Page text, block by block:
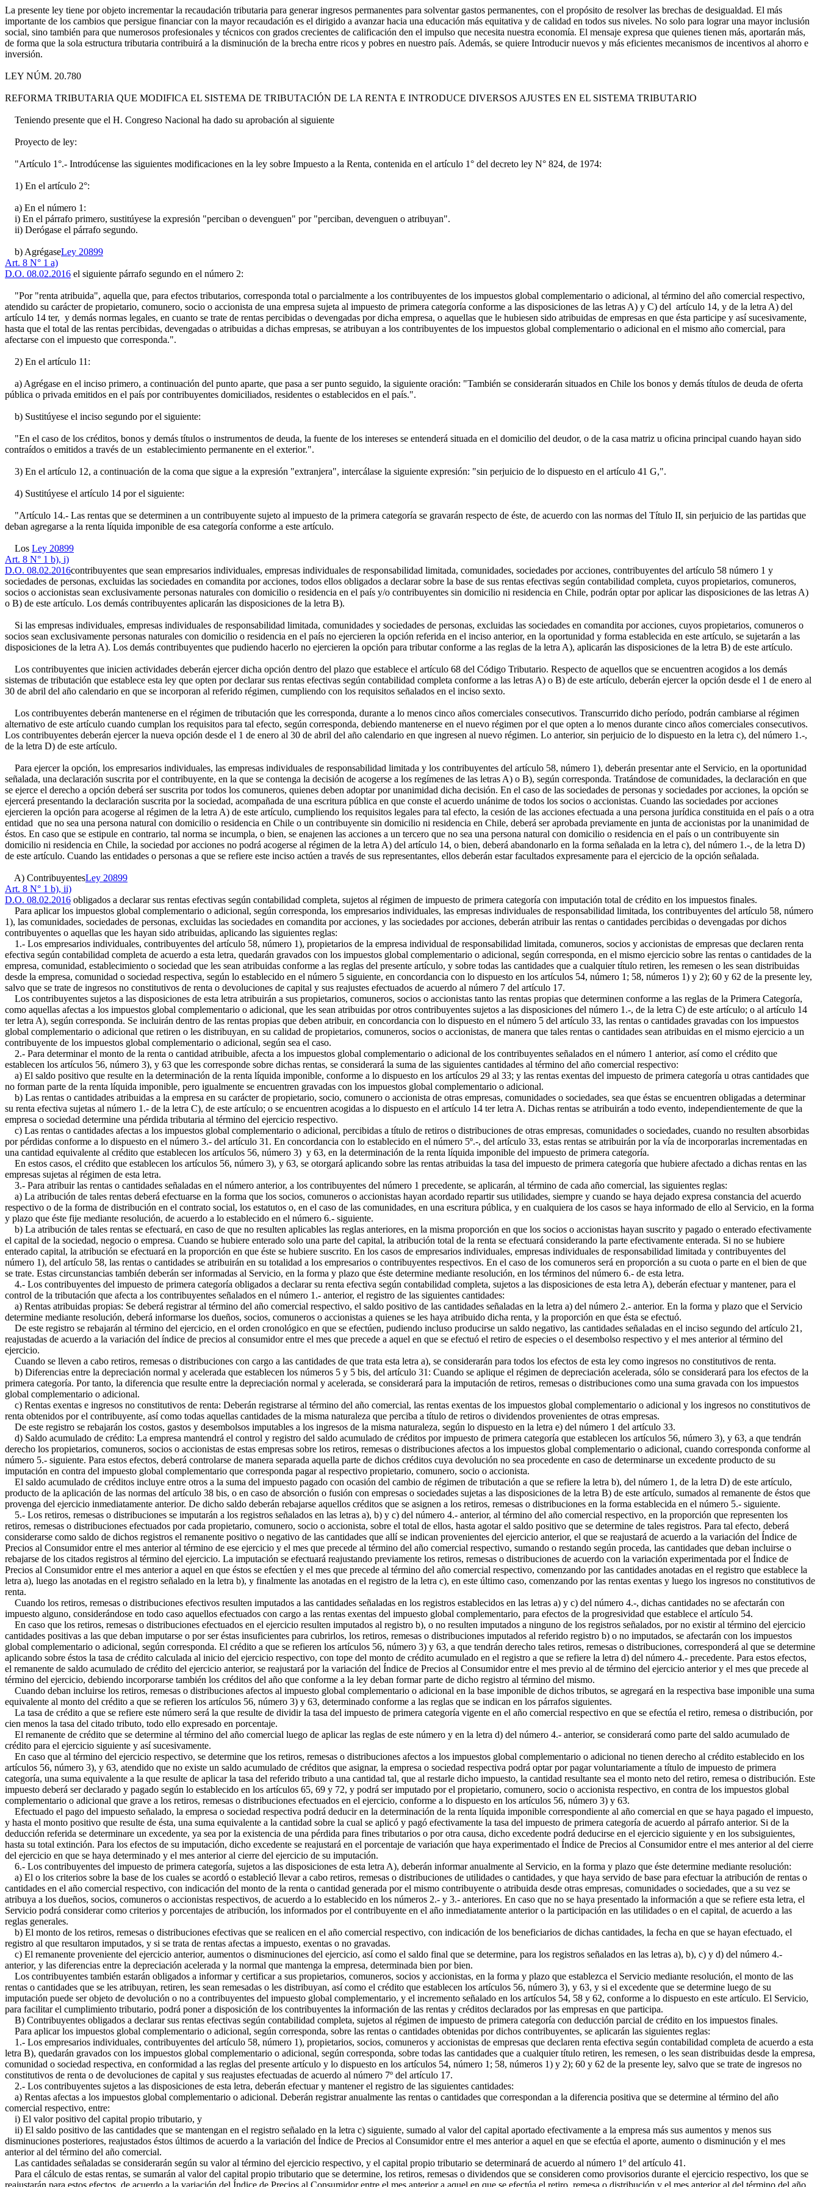
La presente ley tiene por objeto incrementar la recaudación tributaria para generar ingresos permanentes para solventar gastos permanentes, con el propósito de resolver las brechas de desigualdad. El más
importante de los cambios que persigue financiar con la mayor recaudación es el dirigido a avanzar hacia una educación más equitativa y de calidad en todos sus niveles. No solo para lograr una mayor inclusión
social, sino también para que numerosos profesionales y técnicos con grados crecientes de calificación den el impulso que necesita nuestra economía. El mensaje expresa que quienes tienen más, aportarán más,
de forma que la sola estructura tributaria contribuirá a la disminución de la brecha entre ricos y pobres en nuestro país. Además, se quiere Introducir nuevos y más eficientes mecanismos de incentivos al ahorro e
inversión.
LEY NÚM. 20.780
REFORMA TRIBUTARIA QUE MODIFICA EL SISTEMA DE TRIBUTACIÓN DE LA RENTA E INTRODUCE DIVERSOS AJUSTES EN EL SISTEMA TRIBUTARIO
Teniendo presente que el H. Congreso Nacional ha dado su aprobación al siguiente
Proyecto de ley:
"Artículo 1°.- Introdúcense las siguientes modificaciones en la ley sobre Impuesto a la Renta, contenida en el artículo 1° del decreto ley N° 824, de 1974:
1) En el artículo 2°:
a) En el número 1:
i) En el párrafo primero, sustitúyese la expresión "perciban o devenguen" por "perciban, devenguen o atribuyan".
ii) Derógase el párrafo segundo.
b) AgrégaseLey 20899
Art. 8 N° 1 a)
D.O. 08.02.2016 el siguiente párrafo segundo en el número 2:
"Por "renta atribuida", aquella que, para efectos tributarios, corresponda total o parcialmente a los contribuyentes de los impuestos global complementario o adicional, al término del año comercial respectivo,
atendido su carácter de propietario, comunero, socio o accionista de una empresa sujeta al impuesto de primera categoría conforme a las disposiciones de las letras A) y C) del artículo 14, y de la letra A) del
artículo 14 ter, y demás normas legales, en cuanto se trate de rentas percibidas o devengadas por dicha empresa, o aquellas que le hubiesen sido atribuidas de empresas en que ésta participe y así sucesivamente,
hasta que el total de las rentas percibidas, devengadas o atribuidas a dichas empresas, se atribuyan a los contribuyentes de los impuestos global complementario o adicional en el mismo año comercial, para
afectarse con el impuesto que corresponda.".
2) En el artículo 11:
a) Agrégase en el inciso primero, a continuación del punto aparte, que pasa a ser punto seguido, la siguiente oración: "También se considerarán situados en Chile los bonos y demás títulos de deuda de oferta
pública o privada emitidos en el país por contribuyentes domiciliados, residentes o establecidos en el país.".
b) Sustitúyese el inciso segundo por el siguiente:
"En el caso de los créditos, bonos y demás títulos o instrumentos de deuda, la fuente de los intereses se entenderá situada en el domicilio del deudor, o de la casa matriz u oficina principal cuando hayan sido
contraídos o emitidos a través de un establecimiento permanente en el exterior.".
3) En el artículo 12, a continuación de la coma que sigue a la expresión "extranjera", intercálase la siguiente expresión: "sin perjuicio de lo dispuesto en el artículo 41 G,".
4) Sustitúyese el artículo 14 por el siguiente:
"Artículo 14.- Las rentas que se determinen a un contribuyente sujeto al impuesto de la primera categoría se gravarán respecto de éste, de acuerdo con las normas del Título II, sin perjuicio de las partidas que
deban agregarse a la renta líquida imponible de esa categoría conforme a este artículo.
Los Ley 20899
Art. 8 N° 1 b), i)
D.O. 08.02.2016contribuyentes que sean empresarios individuales, empresas individuales de responsabilidad limitada, comunidades, sociedades por acciones, contribuyentes del artículo 58 número 1 y
sociedades de personas, excluidas las sociedades en comandita por acciones, todos ellos obligados a declarar sobre la base de sus rentas efectivas según contabilidad completa, cuyos propietarios, comuneros,
socios o accionistas sean exclusivamente personas naturales con domicilio o residencia en el país y/o contribuyentes sin domicilio ni residencia en Chile, podrán optar por aplicar las disposiciones de las letras A)
o B) de este artículo. Los demás contribuyentes aplicarán las disposiciones de la letra B).
Si las empresas individuales, empresas individuales de responsabilidad limitada, comunidades y sociedades de personas, excluidas las sociedades en comandita por acciones, cuyos propietarios, comuneros o
socios sean exclusivamente personas naturales con domicilio o residencia en el país no ejercieren la opción referida en el inciso anterior, en la oportunidad y forma establecida en este artículo, se sujetarán a las
disposiciones de la letra A). Los demás contribuyentes que pudiendo hacerlo no ejercieren la opción para tributar conforme a las reglas de la letra A), aplicarán las disposiciones de la letra B) de este artículo.
Los contribuyentes que inicien actividades deberán ejercer dicha opción dentro del plazo que establece el artículo 68 del Código Tributario. Respecto de aquellos que se encuentren acogidos a los demás
sistemas de tributación que establece esta ley que opten por declarar sus rentas efectivas según contabilidad completa conforme a las letras A) o B) de este artículo, deberán ejercer la opción desde el 1 de enero al
30 de abril del año calendario en que se incorporan al referido régimen, cumpliendo con los requisitos señalados en el inciso sexto.
Los contribuyentes deberán mantenerse en el régimen de tributación que les corresponda, durante a lo menos cinco años comerciales consecutivos. Transcurrido dicho período, podrán cambiarse al régimen
alternativo de este artículo cuando cumplan los requisitos para tal efecto, según corresponda, debiendo mantenerse en el nuevo régimen por el que opten a lo menos durante cinco años comerciales consecutivos.
Los contribuyentes deberán ejercer la nueva opción desde el 1 de enero al 30 de abril del año calendario en que ingresen al nuevo régimen. Lo anterior, sin perjuicio de lo dispuesto en la letra c), del número 1.-,
de la letra D) de este artículo.
Para ejercer la opción, los empresarios individuales, las empresas individuales de responsabilidad limitada y los contribuyentes del artículo 58, número 1), deberán presentar ante el Servicio, en la oportunidad
señalada, una declaración suscrita por el contribuyente, en la que se contenga la decisión de acogerse a los regímenes de las letras A) o B), según corresponda. Tratándose de comunidades, la declaración en que
se ejerce el derecho a opción deberá ser suscrita por todos los comuneros, quienes deben adoptar por unanimidad dicha decisión. En el caso de las sociedades de personas y sociedades por acciones, la opción se
ejercerá presentando la declaración suscrita por la sociedad, acompañada de una escritura pública en que conste el acuerdo unánime de todos los socios o accionistas. Cuando las sociedades por acciones
ejercieren la opción para acogerse al régimen de la letra A) de este artículo, cumpliendo los requisitos legales para tal efecto, la cesión de las acciones efectuada a una persona jurídica constituida en el país o a otra
entidad que no sea una persona natural con domicilio o residencia en Chile o un contribuyente sin domicilio ni residencia en Chile, deberá ser aprobada previamente en junta de accionistas por la unanimidad de
éstos. En caso que se estipule en contrario, tal norma se incumpla, o bien, se enajenen las acciones a un tercero que no sea una persona natural con domicilio o residencia en el país o un contribuyente sin
domicilio ni residencia en Chile, la sociedad por acciones no podrá acogerse al régimen de la letra A) del artículo 14, o bien, deberá abandonarlo en la forma señalada en la letra c), del número 1.-, de la letra D)
de este artículo. Cuando las entidades o personas a que se refiere este inciso actúen a través de sus representantes, ellos deberán estar facultados expresamente para el ejercicio de la opción señalada.
A) ContribuyentesLey 20899
Art. 8 N° 1 b), ii)
D.O. 08.02.2016 obligados a declarar sus rentas efectivas según contabilidad completa, sujetos al régimen de impuesto de primera categoría con imputación total de crédito en los impuestos finales.
Para aplicar los impuestos global complementario o adicional, según corresponda, los empresarios individuales, las empresas individuales de responsabilidad limitada, los contribuyentes del artículo 58, número
1), las comunidades, sociedades de personas, excluidas las sociedades en comandita por acciones, y las sociedades por acciones, deberán atribuir las rentas o cantidades percibidas o devengadas por dichos
contribuyentes o aquellas que les hayan sido atribuidas, aplicando las siguientes reglas:
1.- Los empresarios individuales, contribuyentes del artículo 58, número 1), propietarios de la empresa individual de responsabilidad limitada, comuneros, socios y accionistas de empresas que declaren renta
efectiva según contabilidad completa de acuerdo a esta letra, quedarán gravados con los impuestos global complementario o adicional, según corresponda, en el mismo ejercicio sobre las rentas o cantidades de la
empresa, comunidad, establecimiento o sociedad que les sean atribuidas conforme a las reglas del presente artículo, y sobre todas las cantidades que a cualquier título retiren, les remesen o les sean distribuidas
desde la empresa, comunidad o sociedad respectiva, según lo establecido en el número 5 siguiente, en concordancia con lo dispuesto en los artículos 54, número 1; 58, números 1) y 2); 60 y 62 de la presente ley,
salvo que se trate de ingresos no constitutivos de renta o devoluciones de capital y sus reajustes efectuados de acuerdo al número 7 del artículo 17.
Los contribuyentes sujetos a las disposiciones de esta letra atribuirán a sus propietarios, comuneros, socios o accionistas tanto las rentas propias que determinen conforme a las reglas de la Primera Categoría,
como aquellas afectas a los impuestos global complementario o adicional, que les sean atribuidas por otros contribuyentes sujetos a las disposiciones del número 1.-, de la letra C) de este artículo; o al artículo 14
ter letra A), según corresponda. Se incluirán dentro de las rentas propias que deben atribuir, en concordancia con lo dispuesto en el número 5 del artículo 33, las rentas o cantidades gravadas con los impuestos
global complementario o adicional que retiren o les distribuyan, en su calidad de propietarios, comuneros, socios o accionistas, de manera que tales rentas o cantidades sean atribuidas en el mismo ejercicio a un
contribuyente de los impuestos global complementario o adicional, según sea el caso.
2.- Para determinar el monto de la renta o cantidad atribuible, afecta a los impuestos global complementario o adicional de los contribuyentes señalados en el número 1 anterior, así como el crédito que
establecen los artículos 56, número 3), y 63 que les corresponde sobre dichas rentas, se considerará la suma de las siguientes cantidades al término del año comercial respectivo:
a) El saldo positivo que resulte en la determinación de la renta líquida imponible, conforme a lo dispuesto en los artículos 29 al 33; y las rentas exentas del impuesto de primera categoría u otras cantidades que
no forman parte de la renta líquida imponible, pero igualmente se encuentren gravadas con los impuestos global complementario o adicional.
b) Las rentas o cantidades atribuidas a la empresa en su carácter de propietario, socio, comunero o accionista de otras empresas, comunidades o sociedades, sea que éstas se encuentren obligadas a determinar
su renta efectiva sujetas al número 1.- de la letra C), de este artículo; o se encuentren acogidas a lo dispuesto en el artículo 14 ter letra A. Dichas rentas se atribuirán a todo evento, independientemente de que la
empresa o sociedad determine una pérdida tributaria al término del ejercicio respectivo.
c) Las rentas o cantidades afectas a los impuestos global complementario o adicional, percibidas a título de retiros o distribuciones de otras empresas, comunidades o sociedades, cuando no resulten absorbidas
por pérdidas conforme a lo dispuesto en el número 3.- del artículo 31. En concordancia con lo establecido en el número 5º.-, del artículo 33, estas rentas se atribuirán por la vía de incorporarlas incrementadas en
una cantidad equivalente al crédito que establecen los artículos 56, número 3) y 63, en la determinación de la renta líquida imponible del impuesto de primera categoría.
En estos casos, el crédito que establecen los artículos 56, número 3), y 63, se otorgará aplicando sobre las rentas atribuidas la tasa del impuesto de primera categoría que hubiere afectado a dichas rentas en las
empresas sujetas al régimen de esta letra.
3.- Para atribuir las rentas o cantidades señaladas en el número anterior, a los contribuyentes del número 1 precedente, se aplicarán, al término de cada año comercial, las siguientes reglas:
a) La atribución de tales rentas deberá efectuarse en la forma que los socios, comuneros o accionistas hayan acordado repartir sus utilidades, siempre y cuando se haya dejado expresa constancia del acuerdo
respectivo o de la forma de distribución en el contrato social, los estatutos o, en el caso de las comunidades, en una escritura pública, y en cualquiera de los casos se haya informado de ello al Servicio, en la forma
y plazo que éste fije mediante resolución, de acuerdo a lo establecido en el número 6.- siguiente.
b) La atribución de tales rentas se efectuará, en caso de que no resulten aplicables las reglas anteriores, en la misma proporción en que los socios o accionistas hayan suscrito y pagado o enterado efectivamente
el capital de la sociedad, negocio o empresa. Cuando se hubiere enterado solo una parte del capital, la atribución total de la renta se efectuará considerando la parte efectivamente enterada. Si no se hubiere
enterado capital, la atribución se efectuará en la proporción en que éste se hubiere suscrito. En los casos de empresarios individuales, empresas individuales de responsabilidad limitada y contribuyentes del
número 1), del artículo 58, las rentas o cantidades se atribuirán en su totalidad a los empresarios o contribuyentes respectivos. En el caso de los comuneros será en proporción a su cuota o parte en el bien de que
se trate. Estas circunstancias también deberán ser informadas al Servicio, en la forma y plazo que éste determine mediante resolución, en los términos del número 6.- de esta letra.
4.- Los contribuyentes del impuesto de primera categoría obligados a declarar su renta efectiva según contabilidad completa, sujetos a las disposiciones de esta letra A), deberán efectuar y mantener, para el
control de la tributación que afecta a los contribuyentes señalados en el número 1.- anterior, el registro de las siguientes cantidades:
a) Rentas atribuidas propias: Se deberá registrar al término del año comercial respectivo, el saldo positivo de las cantidades señaladas en la letra a) del número 2.- anterior. En la forma y plazo que el Servicio
determine mediante resolución, deberá informarse los dueños, socios, comuneros o accionistas a quienes se les haya atribuido dicha renta, y la proporción en que ésta se efectuó.
De este registro se rebajarán al término del ejercicio, en el orden cronológico en que se efectúen, pudiendo incluso producirse un saldo negativo, las cantidades señaladas en el inciso segundo del artículo 21,
reajustadas de acuerdo a la variación del índice de precios al consumidor entre el mes que precede a aquel en que se efectuó el retiro de especies o el desembolso respectivo y el mes anterior al término del
ejercicio.
Cuando se lleven a cabo retiros, remesas o distribuciones con cargo a las cantidades de que trata esta letra a), se considerarán para todos los efectos de esta ley como ingresos no constitutivos de renta.
b) Diferencias entre la depreciación normal y acelerada que establecen los números 5 y 5 bis, del artículo 31: Cuando se aplique el régimen de depreciación acelerada, sólo se considerará para los efectos de la
primera categoría. Por tanto, la diferencia que resulte entre la depreciación normal y acelerada, se considerará para la imputación de retiros, remesas o distribuciones como una suma gravada con los impuestos
global complementario o adicional.
c) Rentas exentas e ingresos no constitutivos de renta: Deberán registrarse al término del año comercial, las rentas exentas de los impuestos global complementario o adicional y los ingresos no constitutivos de
renta obtenidos por el contribuyente, así como todas aquellas cantidades de la misma naturaleza que perciba a título de retiros o dividendos provenientes de otras empresas.
De este registro se rebajarán los costos, gastos y desembolsos imputables a los ingresos de la misma naturaleza, según lo dispuesto en la letra e) del número 1 del artículo 33.
d) Saldo acumulado de crédito: La empresa mantendrá el control y registro del saldo acumulado de créditos por impuesto de primera categoría que establecen los artículos 56, número 3), y 63, a que tendrán
derecho los propietarios, comuneros, socios o accionistas de estas empresas sobre los retiros, remesas o distribuciones afectos a los impuestos global complementario o adicional, cuando corresponda conforme al
número 5.- siguiente. Para estos efectos, deberá controlarse de manera separada aquella parte de dichos créditos cuya devolución no sea procedente en caso de determinarse un excedente producto de su
imputación en contra del impuesto global complementario que corresponda pagar al respectivo propietario, comunero, socio o accionista.
El saldo acumulado de créditos incluye entre otros a la suma del impuesto pagado con ocasión del cambio de régimen de tributación a que se refiere la letra b), del número 1, de la letra D) de este artículo,
producto de la aplicación de las normas del artículo 38 bis, o en caso de absorción o fusión con empresas o sociedades sujetas a las disposiciones de la letra B) de este artículo, sumados al remanente de éstos que
provenga del ejercicio inmediatamente anterior. De dicho saldo deberán rebajarse aquellos créditos que se asignen a los retiros, remesas o distribuciones en la forma establecida en el número 5.- siguiente.
5.- Los retiros, remesas o distribuciones se imputarán a los registros señalados en las letras a), b) y c) del número 4.- anterior, al término del año comercial respectivo, en la proporción que representen los
retiros, remesas o distribuciones efectuados por cada propietario, comunero, socio o accionista, sobre el total de ellos, hasta agotar el saldo positivo que se determine de tales registros. Para tal efecto, deberá
considerarse como saldo de dichos registros el remanente positivo o negativo de las cantidades que allí se indican provenientes del ejercicio anterior, el que se reajustará de acuerdo a la variación del Índice de
Precios al Consumidor entre el mes anterior al término de ese ejercicio y el mes que precede al término del año comercial respectivo, sumando o restando según proceda, las cantidades que deban incluirse o
rebajarse de los citados registros al término del ejercicio. La imputación se efectuará reajustando previamente los retiros, remesas o distribuciones de acuerdo con la variación experimentada por el Índice de
Precios al Consumidor entre el mes anterior a aquel en que éstos se efectúen y el mes que precede al término del año comercial respectivo, comenzando por las cantidades anotadas en el registro que establece la
letra a), luego las anotadas en el registro señalado en la letra b), y finalmente las anotadas en el registro de la letra c), en este último caso, comenzando por las rentas exentas y luego los ingresos no constitutivos de
renta.
Cuando los retiros, remesas o distribuciones efectivos resulten imputados a las cantidades señaladas en los registros establecidos en las letras a) y c) del número 4.-, dichas cantidades no se afectarán con
impuesto alguno, considerándose en todo caso aquellos efectuados con cargo a las rentas exentas del impuesto global complementario, para efectos de la progresividad que establece el artículo 54.
En caso que los retiros, remesas o distribuciones efectuados en el ejercicio resulten imputados al registro b), o no resulten imputados a ninguno de los registros señalados, por no existir al término del ejercicio
cantidades positivas a las que deban imputarse o por ser éstas insuficientes para cubrirlos, los retiros, remesas o distribuciones imputados al referido registro b) o no imputados, se afectarán con los impuestos
global complementario o adicional, según corresponda. El crédito a que se refieren los artículos 56, número 3) y 63, a que tendrán derecho tales retiros, remesas o distribuciones, corresponderá al que se determine
aplicando sobre éstos la tasa de crédito calculada al inicio del ejercicio respectivo, con tope del monto de crédito acumulado en el registro a que se refiere la letra d) del número 4.- precedente. Para estos efectos,
el remanente de saldo acumulado de crédito del ejercicio anterior, se reajustará por la variación del Índice de Precios al Consumidor entre el mes previo al de término del ejercicio anterior y el mes que precede al
término del ejercicio, debiendo incorporarse también los créditos del año que conforme a la ley deban formar parte de dicho registro al término del mismo.
Cuando deban incluirse los retiros, remesas o distribuciones afectos al impuesto global complementario o adicional en la base imponible de dichos tributos, se agregará en la respectiva base imponible una suma
equivalente al monto del crédito a que se refieren los artículos 56, número 3) y 63, determinado conforme a las reglas que se indican en los párrafos siguientes.
La tasa de crédito a que se refiere este número será la que resulte de dividir la tasa del impuesto de primera categoría vigente en el año comercial respectivo en que se efectúa el retiro, remesa o distribución, por
cien menos la tasa del citado tributo, todo ello expresado en porcentaje.
El remanente de crédito que se determine al término del año comercial luego de aplicar las reglas de este número y en la letra d) del número 4.- anterior, se considerará como parte del saldo acumulado de
crédito para el ejercicio siguiente y así sucesivamente.
En caso que al término del ejercicio respectivo, se determine que los retiros, remesas o distribuciones afectos a los impuestos global complementario o adicional no tienen derecho al crédito establecido en los
artículos 56, número 3), y 63, atendido que no existe un saldo acumulado de créditos que asignar, la empresa o sociedad respectiva podrá optar por pagar voluntariamente a título de impuesto de primera
categoría, una suma equivalente a la que resulte de aplicar la tasa del referido tributo a una cantidad tal, que al restarle dicho impuesto, la cantidad resultante sea el monto neto del retiro, remesa o distribución. Este
impuesto deberá ser declarado y pagado según lo establecido en los artículos 65, 69 y 72, y podrá ser imputado por el propietario, comunero, socio o accionista respectivo, en contra de los impuestos global
complementario o adicional que grave a los retiros, remesas o distribuciones efectuados en el ejercicio, conforme a lo dispuesto en los artículos 56, número 3) y 63.
Efectuado el pago del impuesto señalado, la empresa o sociedad respectiva podrá deducir en la determinación de la renta líquida imponible correspondiente al año comercial en que se haya pagado el impuesto,
y hasta el monto positivo que resulte de ésta, una suma equivalente a la cantidad sobre la cual se aplicó y pagó efectivamente la tasa del impuesto de primera categoría de acuerdo al párrafo anterior. Si de la
deducción referida se determinare un excedente, ya sea por la existencia de una pérdida para fines tributarios o por otra causa, dicho excedente podrá deducirse en el ejercicio siguiente y en los subsiguientes,
hasta su total extinción. Para los efectos de su imputación, dicho excedente se reajustará en el porcentaje de variación que haya experimentado el Índice de Precios al Consumidor entre el mes anterior al del cierre
del ejercicio en que se haya determinado y el mes anterior al cierre del ejercicio de su imputación.
6.- Los contribuyentes del impuesto de primera categoría, sujetos a las disposiciones de esta letra A), deberán informar anualmente al Servicio, en la forma y plazo que éste determine mediante resolución:
a) El o los criterios sobre la base de los cuales se acordó o estableció llevar a cabo retiros, remesas o distribuciones de utilidades o cantidades, y que haya servido de base para efectuar la atribución de rentas o
cantidades en el año comercial respectivo, con indicación del monto de la renta o cantidad generada por el mismo contribuyente o atribuida desde otras empresas, comunidades o sociedades, que a su vez se
atribuya a los dueños, socios, comuneros o accionistas respectivos, de acuerdo a lo establecido en los números 2.- y 3.- anteriores. En caso que no se haya presentado la información a que se refiere esta letra, el
Servicio podrá considerar como criterios y porcentajes de atribución, los informados por el contribuyente en el año inmediatamente anterior o la participación en las utilidades o en el capital, de acuerdo a las
reglas generales.
b) El monto de los retiros, remesas o distribuciones efectivas que se realicen en el año comercial respectivo, con indicación de los beneficiarios de dichas cantidades, la fecha en que se hayan efectuado, el
registro al que resultaron imputados, y si se trata de rentas afectas a impuesto, exentas o no gravadas.
c) El remanente proveniente del ejercicio anterior, aumentos o disminuciones del ejercicio, así como el saldo final que se determine, para los registros señalados en las letras a), b), c) y d) del número 4.-
anterior, y las diferencias entre la depreciación acelerada y la normal que mantenga la empresa, determinada bien por bien.
Los contribuyentes también estarán obligados a informar y certificar a sus propietarios, comuneros, socios y accionistas, en la forma y plazo que establezca el Servicio mediante resolución, el monto de las
rentas o cantidades que se les atribuyan, retiren, les sean remesadas o les distribuyan, así como el crédito que establecen los artículos 56, número 3), y 63, y si el excedente que se determine luego de su
imputación puede ser objeto de devolución o no a contribuyentes del impuesto global complementario, y el incremento señalado en los artículos 54, 58 y 62, conforme a lo dispuesto en este artículo. El Servicio,
para facilitar el cumplimiento tributario, podrá poner a disposición de los contribuyentes la información de las rentas y créditos declarados por las empresas en que participa.
B) Contribuyentes obligados a declarar sus rentas efectivas según contabilidad completa, sujetos al régimen de impuesto de primera categoría con deducción parcial de crédito en los impuestos finales.
Para aplicar los impuestos global complementario o adicional, según corresponda, sobre las rentas o cantidades obtenidas por dichos contribuyentes, se aplicarán las siguientes reglas:
1.- Los empresarios individuales, contribuyentes del artículo 58, número 1), propietarios, socios, comuneros y accionistas de empresas que declaren renta efectiva según contabilidad completa de acuerdo a esta
letra B), quedarán gravados con los impuestos global complementario o adicional, según corresponda, sobre todas las cantidades que a cualquier título retiren, les remesen, o les sean distribuidas desde la empresa,
comunidad o sociedad respectiva, en conformidad a las reglas del presente artículo y lo dispuesto en los artículos 54, número 1; 58, números 1) y 2); 60 y 62 de la presente ley, salvo que se trate de ingresos no
constitutivos de renta o de devoluciones de capital y sus reajustes efectuadas de acuerdo al número 7º del artículo 17.
2.- Los contribuyentes sujetos a las disposiciones de esta letra, deberán efectuar y mantener el registro de las siguientes cantidades:
a) Rentas afectas a los impuestos global complementario o adicional. Deberán registrar anualmente las rentas o cantidades que correspondan a la diferencia positiva que se determine al término del año
comercial respectivo, entre:
i) El valor positivo del capital propio tributario, y
ii) El saldo positivo de las cantidades que se mantengan en el registro señalado en la letra c) siguiente, sumado al valor del capital aportado efectivamente a la empresa más sus aumentos y menos sus
disminuciones posteriores, reajustados éstos últimos de acuerdo a la variación del Índice de Precios al Consumidor entre el mes anterior a aquel en que se efectúa el aporte, aumento o disminución y el mes
anterior al del término del año comercial.
Las cantidades señaladas se considerarán según su valor al término del ejercicio respectivo, y el capital propio tributario se determinará de acuerdo al número 1º del artículo 41.
Para el cálculo de estas rentas, se sumarán al valor del capital propio tributario que se determine, los retiros, remesas o dividendos que se consideren como provisorios durante el ejercicio respectivo, los que se
reajustarán para estos efectos, de acuerdo a la variación del Índice de Precios al Consumidor entre el mes anterior a aquel en que se efectúa el retiro, remesa o distribución y el mes anterior al del término del año